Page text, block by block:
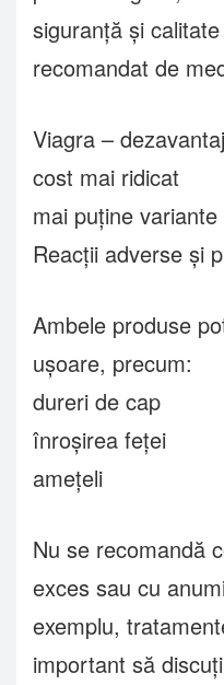
siguranță și
recomandat de
Viagra –
cost mai ridicat
mai puține
Reacții adverse și
Ambele produse
ușoare, precum:
dureri de cap
înroșirea feței
amețeli
Nu se recomandă
exces sau cu
exemplu,
important să